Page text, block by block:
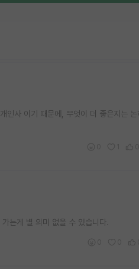
인사 이기 때문에, 무엇이 더 좋은지는
는게 별 의미 없을 수 있습니다.